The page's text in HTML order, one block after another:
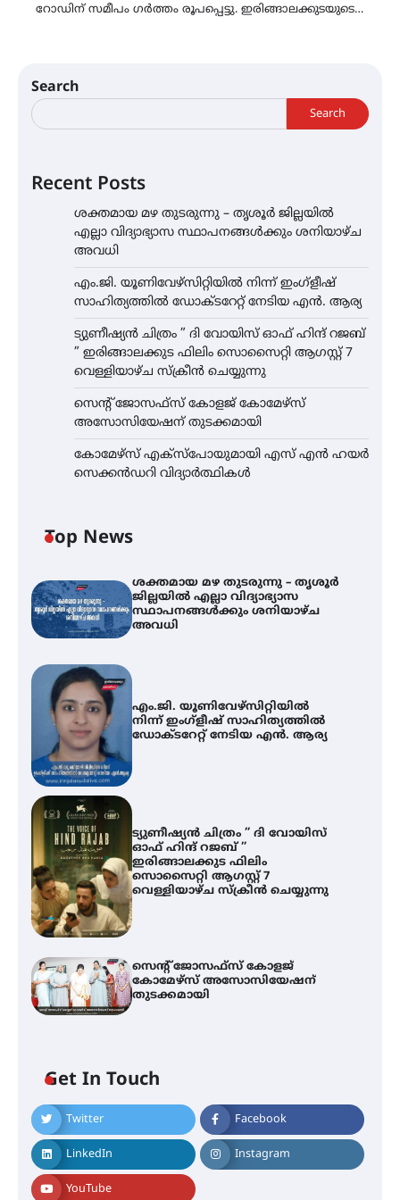
റോഡിന് സമീപം ഗർത്തം രൂപപ്പെട്ടു. ഇരിങ്ങാലക്കുടയുടെ…
Search
Search
Recent Posts
ശക്തമായ മഴ തുടരുന്നു – തൃശൂർ ജില്ലയിൽ
എല്ലാ വിദ്യാഭ്യാസ സ്ഥാപനങ്ങൾക്കും ശനിയാഴ്ച
അവധി
എം.ജി. യൂണിവേഴ്‌സിറ്റിയിൽ നിന്ന് ഇംഗ്ളീഷ്
സാഹിത്യത്തിൽ ഡോക്ടറേറ്റ് നേടിയ എൻ. ആര്യ
ട്യുണീഷ്യൻ ചിത്രം ” ദി വോയിസ് ഓഫ് ഹിന്ദ് റജബ്
” ഇരിങ്ങാലക്കുട ഫിലിം സൊസൈറ്റി ആഗസ്റ്റ് 7
വെള്ളിയാഴ്ച സ്‌ക്രീൻ ചെയ്യുന്നു
സെന്റ് ജോസഫ്സ് കോളജ് കോമേഴ്‌സ്
അസോസിയേഷന് തുടക്കമായി
കോമേഴ്സ് എക്സ്പോയുമായി എസ് എൻ ഹയർ
സെക്കൻഡറി വിദ്യാർത്ഥികൾ
Top News
ശക്തമായ മഴ തുടരുന്നു – തൃശൂർ
ജില്ലയിൽ എല്ലാ വിദ്യാഭ്യാസ
സ്ഥാപനങ്ങൾക്കും ശനിയാഴ്ച
അവധി
എം.ജി. യൂണിവേഴ്‌സിറ്റിയിൽ
നിന്ന് ഇംഗ്ളീഷ് സാഹിത്യത്തിൽ
ഡോക്ടറേറ്റ് നേടിയ എൻ. ആര്യ
ട്യുണീഷ്യൻ ചിത്രം ” ദി വോയിസ്
ഓഫ് ഹിന്ദ് റജബ് ”
ഇരിങ്ങാലക്കുട ഫിലിം
സൊസൈറ്റി ആഗസ്റ്റ് 7
വെള്ളിയാഴ്ച സ്‌ക്രീൻ ചെയ്യുന്നു
സെന്റ് ജോസഫ്സ് കോളജ്
കോമേഴ്‌സ് അസോസിയേഷന്
തുടക്കമായി
Get In Touch
Twitter Facebook
LinkedIn Instagram
YouTube
ട്യുണീഷ്യൻ ചിത്രം ” ദി വോയിസ്
ഓഫ് ഹിന്ദ് റജബ് ” ഇരിങ്ങാലക്കുട
ഫിലിം സൊസൈറ്റി ആഗസ്റ്റ് 7
വെള്ളിയാഴ്ച സ്‌ക്രീൻ ചെയ്യുന്നു